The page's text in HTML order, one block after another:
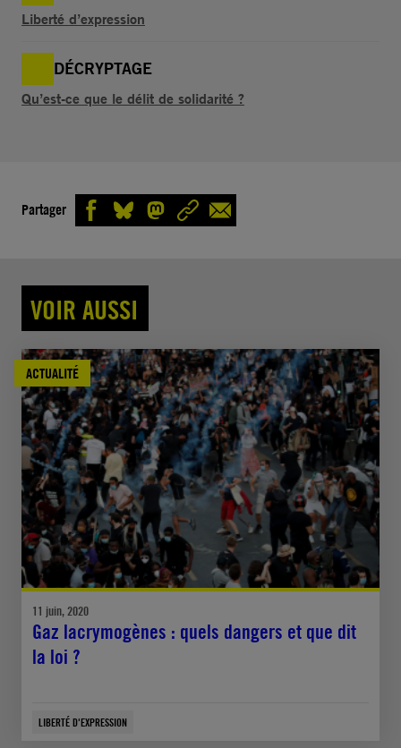
Liberté d’expression
DÉCRYPTAGE
Qu’est-ce que le délit de solidarité ?
Partager
VOIR AUSSI
ACTUALITÉ
11 juin, 2020
Gaz lacrymogènes : quels dangers et que dit
la loi ?
LIBERTÉ D'EXPRESSION